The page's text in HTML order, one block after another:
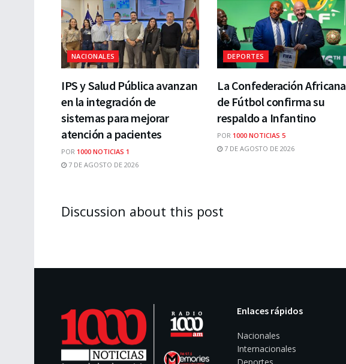
NACIONALES
IPS y Salud Pública avanzan
en la integración de
sistemas para mejorar
atención a pacientes
POR 1000 NOTICIAS 1
7 DE AGOSTO DE 2026
DEPORTES
La Confederación Africana
de Fútbol confirma su
respaldo a Infantino
POR 1000 NOTICIAS 5
7 DE AGOSTO DE 2026
Discussion about this post
Enlaces rápidos
Nacionales
Internacionales
Deportes